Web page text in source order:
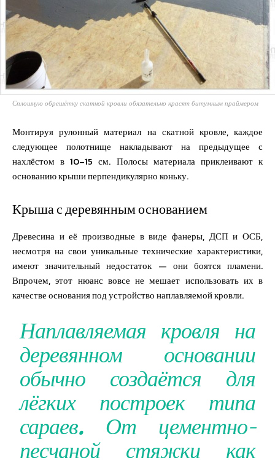
Сплошную обрешётку скатной кровли обязательно красят битумным праймером
Монтируя рулонный материал на скатной кровле, каждое
следующее полотнище накладывают на предыдущее с
нахлёстом в 10–15 см. Полосы материала приклеивают к
основанию крыши перпендикулярно коньку.
Крыша с деревянным основанием
Древесина и её производные в виде фанеры, ДСП и ОСБ,
несмотря на свои уникальные технические характеристики,
имеют значительный недостаток — они боятся пламени.
Впрочем, этот нюанс вовсе не мешает использовать их в
качестве основания под устройство наплавляемой кровли.
Наплавляемая кровля на
деревянном основании
обычно создаётся для
лёгких построек типа
сараев. От цементно-
песчаной стяжки как